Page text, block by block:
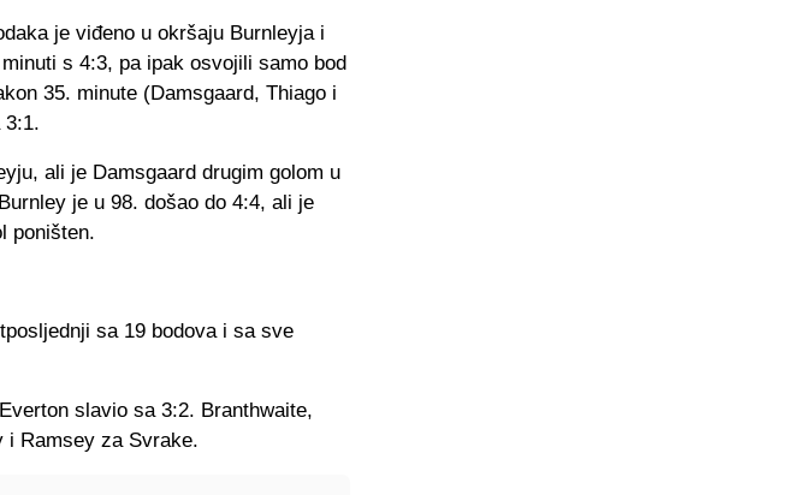
je viđeno u okršaju Burnleyja i
s 4:3, pa ipak osvojili samo bod
35. minute (Damsgaard, Thiago i
3:1.
ali je Damsgaard drugim golom u
je u 98. došao do 4:4, ali je
poništen.
sa 19 bodova i sa sve
slavio sa 3:2. Branthwaite,
i Ramsey za Svrake.